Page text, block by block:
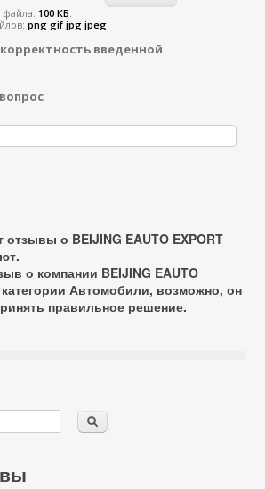
файла:100 КБ.
png gif jpg jpeg.
введенной
Я спамер
о BEIJING EAUTO EXPORT
о компании BEIJING EAUTO
категорииАвтомобили, возможно, он
правильное решение.